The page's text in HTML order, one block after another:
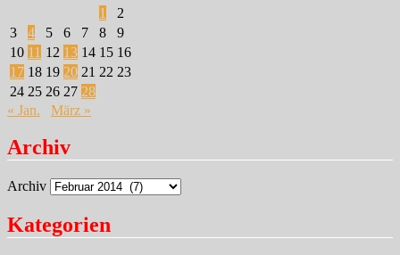
1
2
3
4 5 6 7 8
9
10 11 12 13 14 15 16
17 18 19 20 21 22 23
24 25 26 27 28
« Jan.
März »
Archiv
Archiv
Kategorien